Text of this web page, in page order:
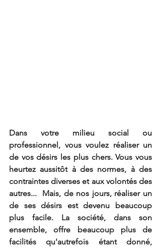
Dans votre milieu social ou
professionnel, vous voulez réaliser un
de vos désirs les plus chers. Vous vous
heurtez aussitôt à des normes, à des
contraintes diverses et aux volontés des
autres...  Mais, de nos jours, réaliser un
de ses désirs est devenu beaucoup
plus facile. La société, dans son
ensemble, offre beaucoup plus de
facilités qu'autrefois étant donné,